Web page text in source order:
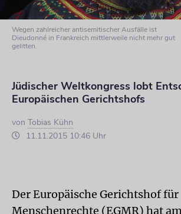
Wegen zahlreicher antisemitischer Ausfälle ist
Dieudonné in Frankreich mittlerweile nicht mehr gut
gelitten.
Jüdischer Weltkongress lobt
Europäischen Gerichtshofs
von Tobias Kühn
11.11.2015 10:46 Uhr
Der Europäische Gerichtshof für
Menschenrechte (EGMR) hat